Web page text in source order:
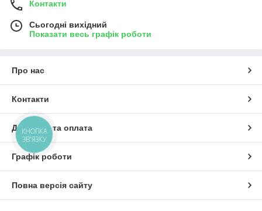
Контакти
Сьогодні вихідний
Показати весь графік роботи
Про нас
Контакти
Доставка та оплата
Графік роботи
Повна версія сайту
КНОПКА
ЗВ'ЯЗКУ